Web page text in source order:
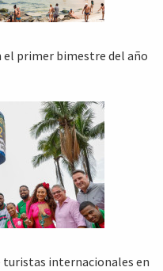
el primer bimestre del año
turistas internacionales en